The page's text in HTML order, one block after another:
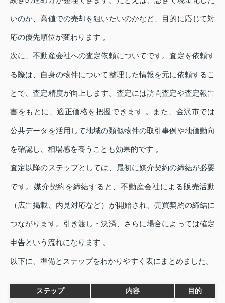
いのか、高値での売却を狙いたいのかなど、目的に応じて対
応の優先順位が変わります 。
次に、不動産会社への査定依頼についてです。査定を依頼す
る際は、自身の物件について整理した情報を元に依頼するこ
とで、査定精度が向上します。査定には訪問査定や査定報告
書をもとに、適正価格を把握できます 。また、金沢市では
公共データを活用して地域の類似物件の取引事例や地価動向
を確認し、相場感を養うことも効果的です 。
査定以降のステップとしては、最初に媒介契約の締結が必要
です。媒介契約を締結すると、不動産会社による販売活動
（広告掲載、内見対応など）が開始され、売買契約の締結に
つながります。引き渡し・決済、さらに場合によっては確定
申告という流れになります 。
以下に、準備とステップをわかりやすく表にまとめました。
ステップ 内容 目的